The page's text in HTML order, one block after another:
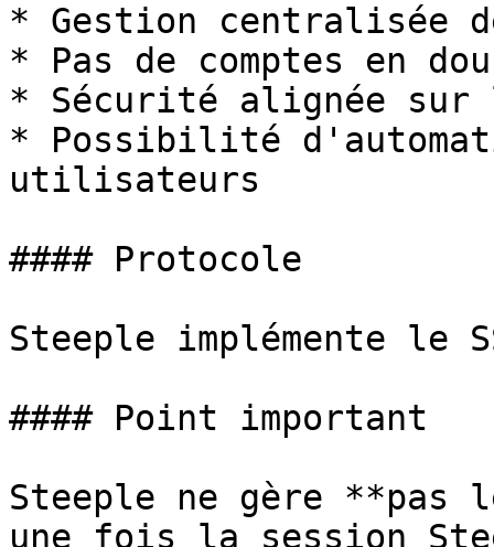
* Gestion centralisée
* Pas de comptes en
* Sécurité alignée
* Possibilité
utilisateurs
#### Protocole
Steeple implémente le
#### Point important
Steeple ne gère **pas
une fois la session